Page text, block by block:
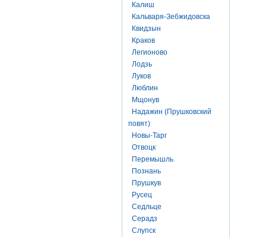
Калиш
Кальваря-Зебжидовска
Квидзын
Краков
Легионово
Лодзь
Луков
Люблин
Мщонув
Надажин (Прушковский
повят)
Новы-Тарг
Отвоцк
Перемышль
Познань
Прушкув
Русец
Седльце
Серадз
Слупск